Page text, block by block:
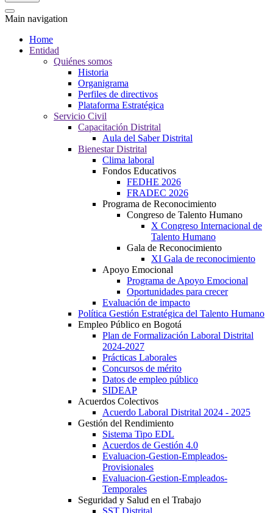
Main navigation
Home
Entidad
Quiénes somos
Historia
Organigrama
Perfiles de directivos
Plataforma Estratégica
Servicio Civil
Capacitación Distrital
Aula del Saber Distrital
Bienestar Distrital
Clima laboral
Fondos Educativos
FEDHE 2026
FRADEC 2026
Programa de Reconocimiento
Congreso de Talento Humano
X Congreso Internacional de
Talento Humano
Gala de Reconocimiento
XI Gala de reconocimiento
Apoyo Emocional
Programa de Apoyo Emocional
Oportunidades para crecer
Evaluación de impacto
Política Gestión Estratégica del Talento Humano
Empleo Público en Bogotá
Plan de Formalización Laboral Distrital
2024-2027
Prácticas Laborales
Concursos de mérito
Datos de empleo público
SIDEAP
Acuerdos Colectivos
Acuerdo Laboral Distrital 2024 - 2025
Gestión del Rendimiento
Sistema Tipo EDL
Acuerdos de Gestión 4.0
Evaluacion-Gestion-Empleados-
Provisionales
Evaluacion-Gestion-Empleados-
Temporales
Seguridad y Salud en el Trabajo
SST Distrital